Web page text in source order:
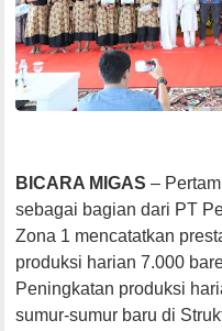
BICARA MIGAS –
sebagai bagian dari PT
Zona 1 mencatatkan
produksi harian 7.000
Peningkatan produksi
sumur-sumur baru di